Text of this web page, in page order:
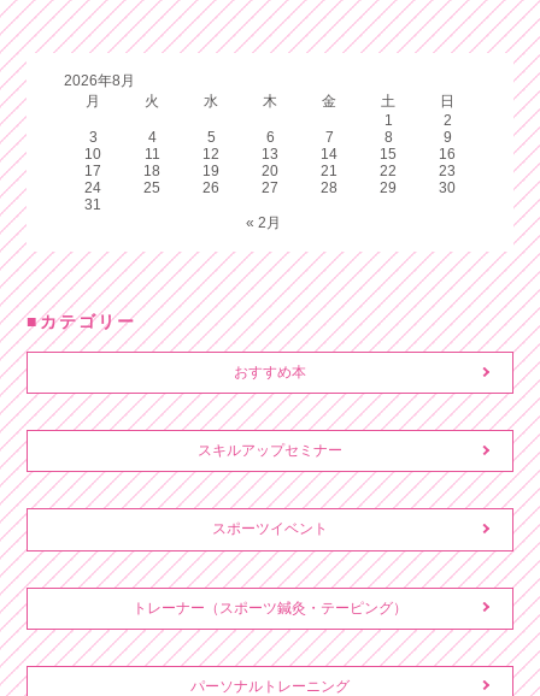
2026年8月
月
火 水 木 金 土
日
1
2
3
4 5 6 7 8
9
10
11 12 13 14 15
16
17
18 19 20 21 22
23
24
25 26 27 28 29
30
31
« 2月
カテゴリー
おすすめ本
スキルアップセミナー
スポーツイベント
トレーナー（スポーツ鍼灸・テーピング）
パーソナルトレーニング